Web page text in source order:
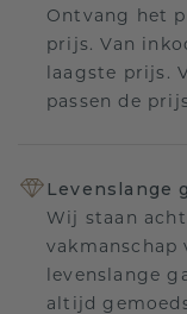
Ontvang het
prijs. Van
laagste prijs.
passen de
Levenslange
Wij staan
vakmanschap
levenslange
altijd